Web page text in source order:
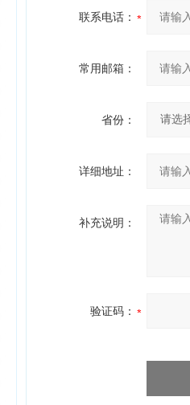
联系电话：
常用邮箱：
省份：
详细地址：
补充说明：
验证码：